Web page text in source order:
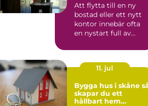
Att flytta till en ny
bostad eller ett nytt
kontor innebär ofta
en nystart full av
11. jul
Bygga hus i skåne så
skapar du ett
hållbart hem